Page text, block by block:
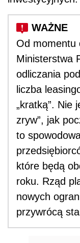
Od momentu
Ministerstwa
odliczania
liczba
„kratką”. Nie
zryw”, jak
to
które będą
roku. Rząd
nowych
przywrócą